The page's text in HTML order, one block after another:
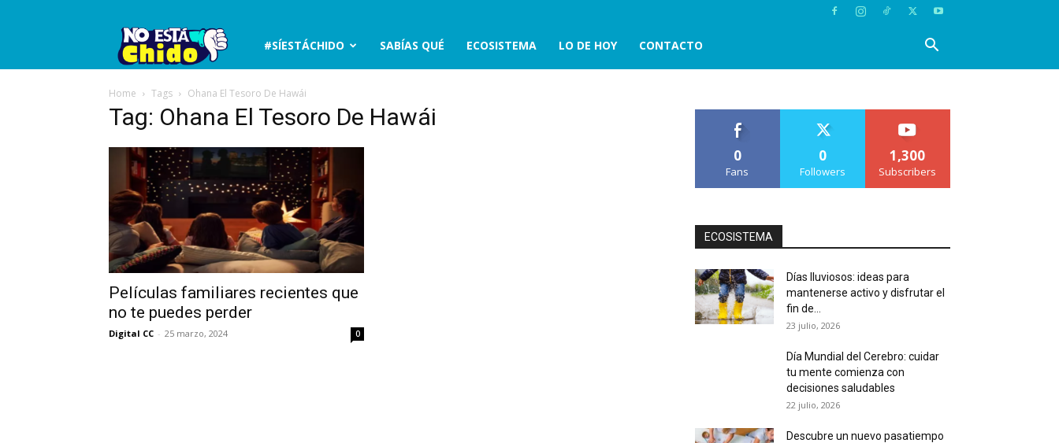
No
está
#SÍESTÁCHIDO SABÍAS QUÉ ECOSISTEMA LO DE HOY CONTACTO
Home Tags Ohana El Tesoro De Hawái
Tag: Ohana El Tesoro De Hawái
Películas familiares recientes que
no te puedes perder
Digital CC - 25 marzo, 2024 0
0
Fans
0
Followers
1,300
Subscribers
ECOSISTEMA
Días lluviosos: ideas para
mantenerse activo y disfrutar el
fin de...
23 julio, 2026
Día Mundial del Cerebro: cuidar
tu mente comienza con
decisiones saludables
22 julio, 2026
Descubre un nuevo pasatiempo